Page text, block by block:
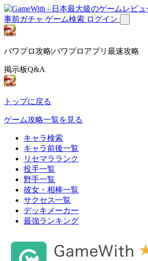
事前ガチャ ゲーム検索 ログイン
パワプロ攻略|パワプロアプリ最速攻略
掲示板Q&A
トップに戻る
ゲーム攻略一覧を見る
キャラ検索
キャラ前後一覧
リセマラランク
投手一覧
野手一覧
彼女・相棒一覧
サクセス一覧
デッキメーカー
最強ランキング